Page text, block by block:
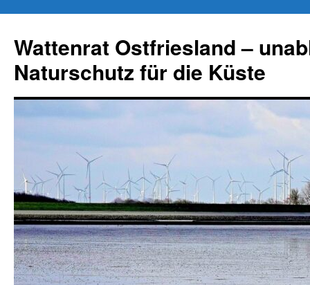
springen
Wattenrat Ostfriesland –
Naturschutz für die Küste